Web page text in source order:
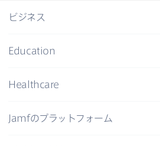
ビジネス
Education
Healthcare
Jamfの​プラットフォーム